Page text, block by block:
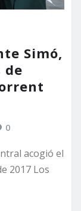
Simó,
de
0
acogió el
2017 Los